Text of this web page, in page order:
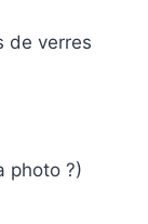
de verres
photo ?)